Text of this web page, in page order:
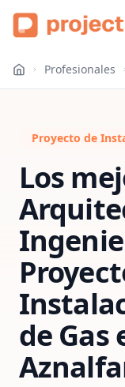
Profesionales
Proyecto de
Los
de Gas